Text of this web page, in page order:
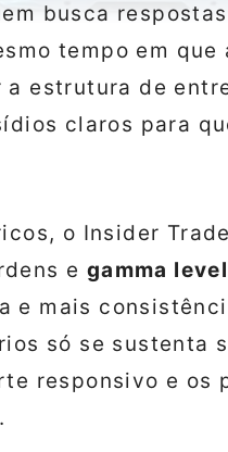
busca
tempo em
a estrutura de
claros para
o Insider
e gamma
e mais
só se sustenta
responsivo e os